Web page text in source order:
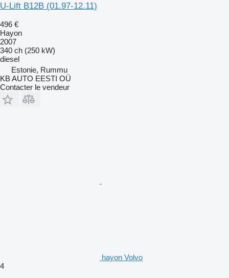
U-Lift B12B (01.97-12.11)
496 €
Hayon
2007
340 ch (250 kW)
diesel
Estonie, Rummu
KB AUTO EESTI OÜ
Contacter le vendeur
hayon Volvo
4